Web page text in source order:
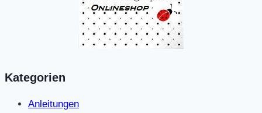
Kategorien
Anleitungen